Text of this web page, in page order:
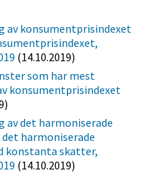
av konsumentprisindexet
(14.10.2019)
som har mest
konsumentprisindexet
av det harmoniserade
harmoniserade
konstanta skatter,
(14.10.2019)